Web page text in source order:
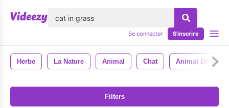
Se connecter S'inscrire
Herbe La Nature Animal Chat Animal De
Filters